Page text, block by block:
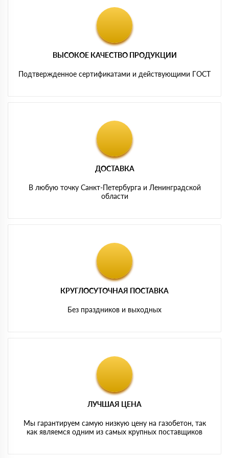
ВЫСОКОЕ КАЧЕСТВО ПРОДУКЦИИ
Подтвержденное сертификатами и действующими ГОСТ
ДОСТАВКА
В любую точку Санкт-Петербурга и Ленинградской
области
КРУГЛОСУТОЧНАЯ ПОСТАВКА
Без праздников и выходных
ЛУЧШАЯ ЦЕНА
Мы гарантируем самую низкую цену на газобетон, так
как являемся одним из самых крупных поставщиков